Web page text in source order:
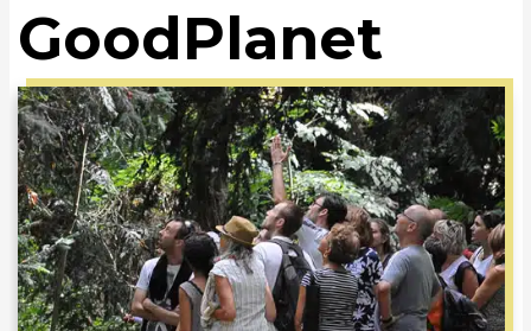
GoodPlanet